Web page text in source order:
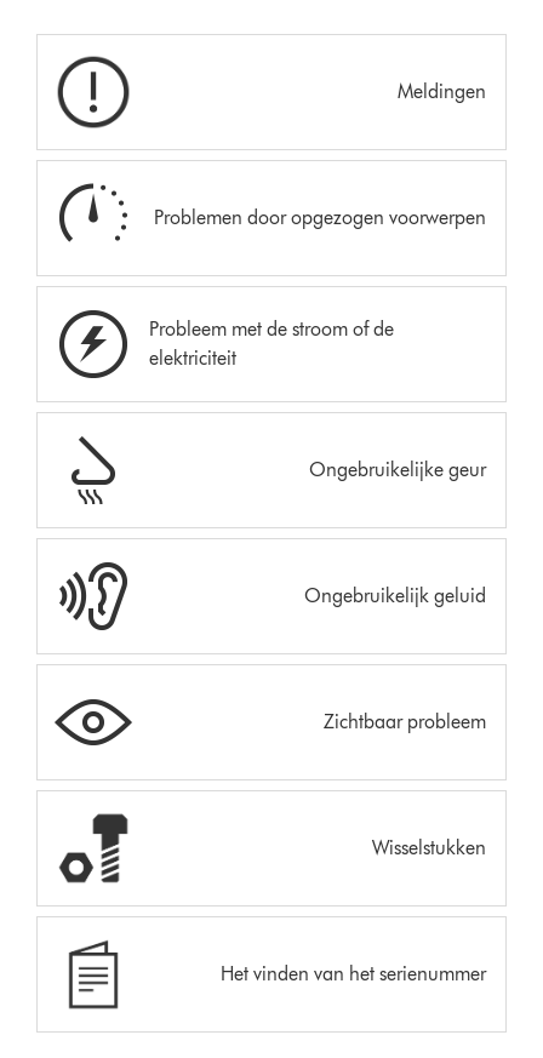
Meldingen
Problemen door opgezogen voorwerpen
Probleem met de stroom of de
elektriciteit
Ongebruikelijke geur
Ongebruikelijk geluid
Zichtbaar probleem
Wisselstukken
Het vinden van het serienummer